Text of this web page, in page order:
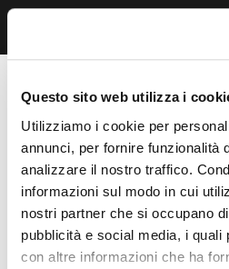
Questo sito web utilizza i
Utilizziamo i cookie per
annunci, per fornire funzionalità
analizzare il nostro traffico.
informazioni sul modo in cui
nostri partner che si occupano
pubblicità e social media, i quali
con altre informazioni che ha